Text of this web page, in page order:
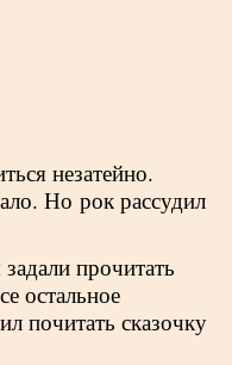
незатейно.
Но рок рассудил
прочитать
остальное
почитать сказочку